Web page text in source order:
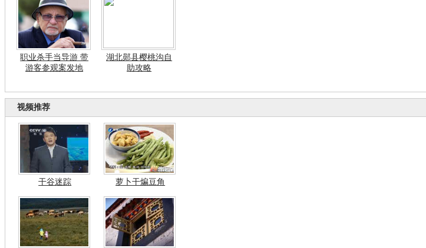
职业杀手当导游 带
游客参观案发地
湖北郧县樱桃沟自
助攻略
视频推荐
干谷迷踪 萝卜干煸豆角